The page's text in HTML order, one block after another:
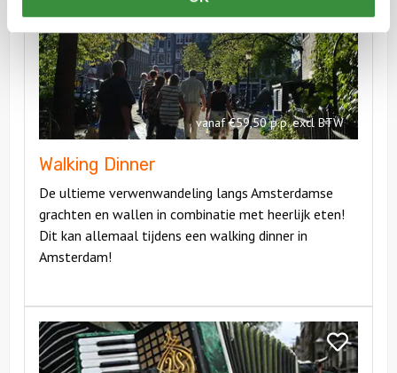
vanaf €59,50 p.p. excl BTW
Walking Dinner
De ultieme verwenwandeling langs Amsterdamse
grachten en wallen in combinatie met heerlijk eten!
Dit kan allemaal tijdens een walking dinner in
Amsterdam!
Bekijk
Bekijk
Jordaanwandeling